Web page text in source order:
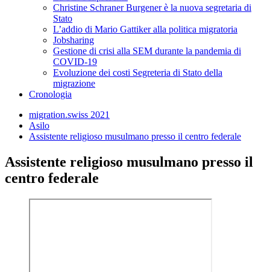
Christine Schraner Burgener è la nuova segretaria di
Stato
L’addio di Mario Gattiker alla politica migratoria
Jobsharing
Gestione di crisi alla SEM durante la pandemia di
COVID-19
Evoluzione dei costi Segreteria di Stato della
migrazione
Cronologia
migration.swiss 2021
Asilo
Assistente religioso musulmano presso il centro federale
Assistente religioso musulmano presso il
centro federale